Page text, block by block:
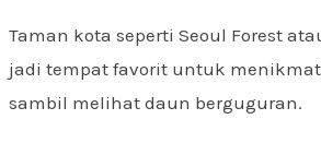
Taman kota seperti Seoul Forest
jadi tempat favorit untuk
sambil melihat daun berguguran.